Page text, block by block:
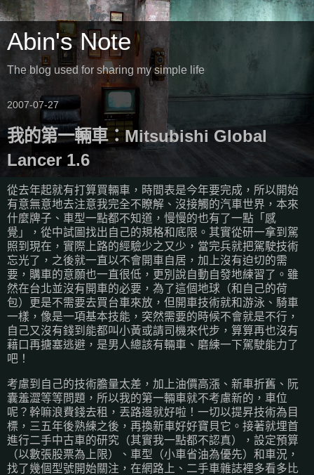
Abin's Note
The blog used for sharing my simple life
2007-07-27
我的第一輛車：Mitsubishi Global
Lancer 1.6
從去年起就有打算買輛車，時間表是今年要完成，所以開始
有意無意地去注意我完全不瞭解、沒接觸的汽車世界，本來
什麼牌子、車型一點都不知道，慢慢的也有了一點「感
覺」，從中試圖找出自己的規格和底限。其實從研一拿到駕
照到現在，實際上路的經驗少之又少，當完兵就把駕駛技術
忘光了，之後就一直以不會開車自居，加上沒有迫切的需
要，購車的意願也一直很低，更別說自動自發地練習了。雖
然在台北並沒有開車的必要，為了這個地球（和自己的荷
包）更是不需要去買台車來放，但開車技術就和游泳、騎車
一樣，像是一項基本技能，突然需要的時候不會就是不行，
自己又沒有錢到能都叫小黃或請司機來代步，算算再也沒有
藉口再搪塞逃避，是男人總該有輛車、磨練一下駕駛能力了
吧！
考慮到自己的技術膽量太差，加上油價高漲、新車折舊、阮
囊羞澀等等問題，所以我的第一輛車就不考慮新的，車位
呢？幹嘛浪費錢去租，丟路邊就好啦！一切以提昇技術為目
標，三五年後熟練之後，再換新車好好寶貝它。接著就埋首
進行二手中古車的研究（其實我一點都不認真），設定預算
（以數張股票為上限）、車型（小車省油為優先）和車況，
找了幾個型號開始關注，在網路上、二手車雜誌裡多看多比